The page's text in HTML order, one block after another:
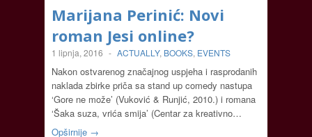
Marijana Perinić: Novi
roman Jesi online?
1 lipnja, 2016 - ACTUALLY, BOOKS, EVENTS
Nakon ostvarenog značajnog uspjeha i rasprodanih
naklada zbirke priča sa stand up comedy nastupa
‘Gore ne može’ (Vuković & Runjić, 2010.) i romana
‘Šaka suza, vrića smija’ (Centar za kreativno…
Opširnije →